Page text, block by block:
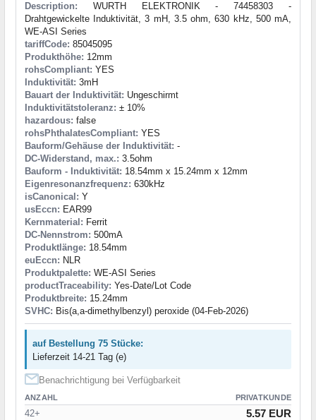
Description: WURTH ELEKTRONIK - 74458303 -
Drahtgewickelte Induktivität, 3 mH, 3.5 ohm, 630 kHz, 500 mA,
WE-ASI Series
tariffCode: 85045095
Produkthöhe: 12mm
rohsCompliant: YES
Induktivität: 3mH
Bauart der Induktivität: Ungeschirmt
Induktivitätstoleranz: ± 10%
hazardous: false
rohsPhthalatesCompliant: YES
Bauform/Gehäuse der Induktivität: -
DC-Widerstand, max.: 3.5ohm
Bauform - Induktivität: 18.54mm x 15.24mm x 12mm
Eigenresonanzfrequenz: 630kHz
isCanonical: Y
usEccn: EAR99
Kernmaterial: Ferrit
DC-Nennstrom: 500mA
Produktlänge: 18.54mm
euEccn: NLR
Produktpalette: WE-ASI Series
productTraceability: Yes-Date/Lot Code
Produktbreite: 15.24mm
SVHC: Bis(a,a-dimethylbenzyl) peroxide (04-Feb-2026)
auf Bestellung 75 Stücke:
Lieferzeit 14-21 Tag (e)
Benachrichtigung bei Verfügbarkeit
ANZAHL PRIVATKUNDE
42+ 5.57 EUR